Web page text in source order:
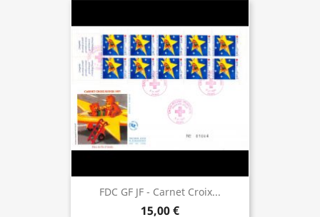
FDC GF JF - Carnet Croix...
15,00 €